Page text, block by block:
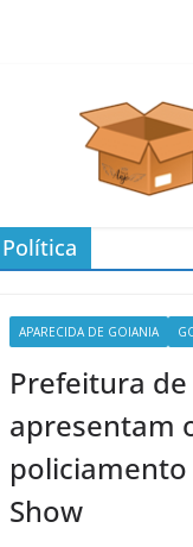
Política
APARECIDA DE GOIANIA
Prefeitura
apresentam
Show